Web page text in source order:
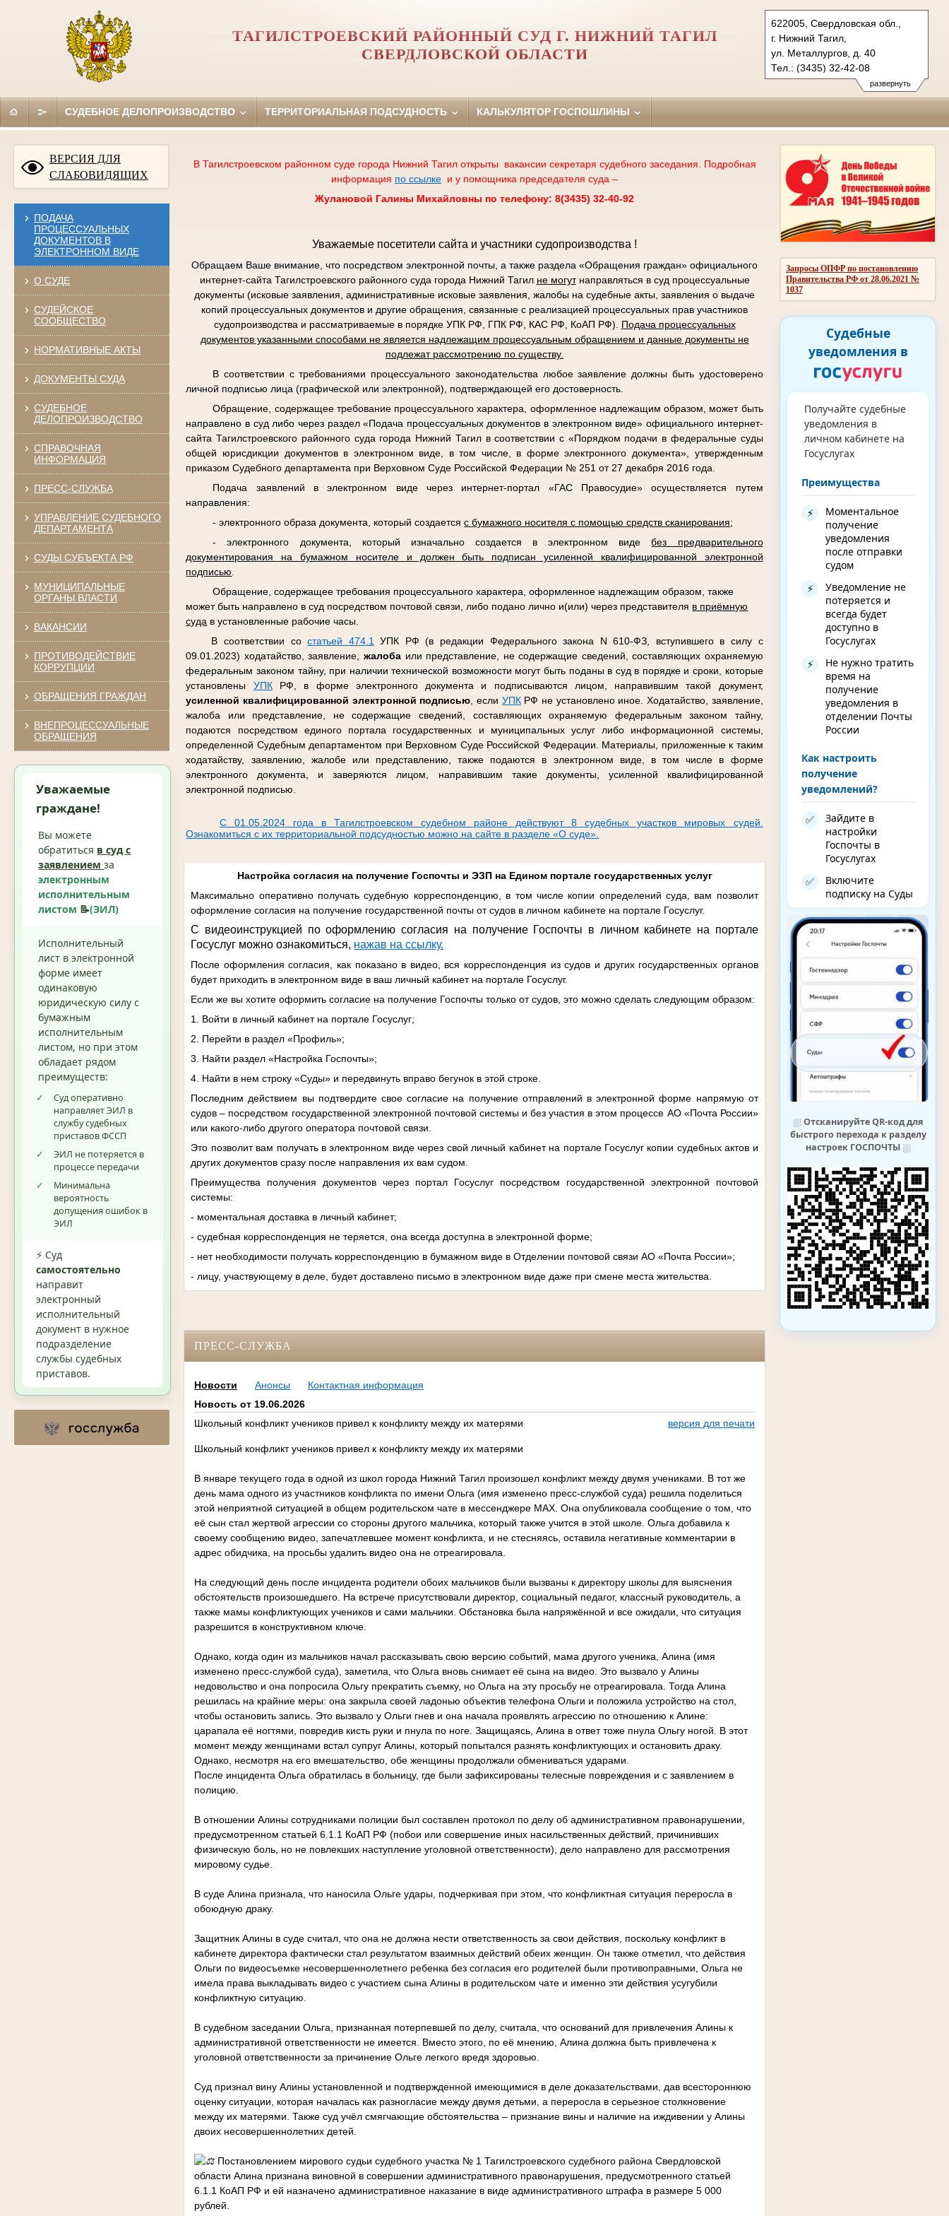
развернуть
622005, Свердловская обл.,
г. Нижний Тагил,
ул. Металлургов, д. 40
Тел.: (3435) 32-42-08
tagilstroevsky.svd@sudrf.ru
ТАГИЛСТРОЕВСКИЙ РАЙОННЫЙ СУД Г. НИЖНИЙ ТАГИЛ
СВЕРДЛОВСКОЙ ОБЛАСТИ
СУДЕБНОЕ ДЕЛОПРОИЗВОДСТВО ТЕРРИТОРИАЛЬНАЯ ПОДСУДНОСТЬ КАЛЬКУЛЯТОР ГОСПОШЛИНЫ
ВЕРСИЯ ДЛЯ
СЛАБОВИДЯЩИХ
ПОДАЧА
ПРОЦЕССУАЛЬНЫХ
ДОКУМЕНТОВ В
ЭЛЕКТРОННОМ ВИДЕ
О СУДЕ
СУДЕЙСКОЕ
СООБЩЕСТВО
НОРМАТИВНЫЕ АКТЫ
ДОКУМЕНТЫ СУДА
СУДЕБНОЕ
ДЕЛОПРОИЗВОДСТВО
СПРАВОЧНАЯ
ИНФОРМАЦИЯ
ПРЕСС-СЛУЖБА
УПРАВЛЕНИЕ СУДЕБНОГО
ДЕПАРТАМЕНТА
СУДЫ СУБЪЕКТА РФ
МУНИЦИПАЛЬНЫЕ
ОРГАНЫ ВЛАСТИ
ВАКАНСИИ
ПРОТИВОДЕЙСТВИЕ
КОРРУПЦИИ
ОБРАЩЕНИЯ ГРАЖДАН
ВНЕПРОЦЕССУАЛЬНЫЕ
ОБРАЩЕНИЯ
Уважаемые
граждане!
Вы можете
обратиться в суд с
заявлениемза
электронным
исполнительным
листом 📝(ЭИЛ)
Исполнительный
лист в электронной
форме имеет
одинаковую
юридическую силу с
бумажным
исполнительным
листом, но при этом
обладает рядом
преимуществ:
✓
Суд оперативно
направляет ЭИЛ в
службу судебных
приставов ФССП
✓
ЭИЛ не потеряется в
процессе передачи
✓
Минимальна
вероятность
допущения ошибок в
ЭИЛ
⚡ Суд
самостоятельно
направит
электронный
исполнительный
документ в нужное
подразделение
службы судебных
приставов.
Запросы ОПФР по постановлению
Правительства РФ от 28.06.2021 №
1037
Судебные
уведомления в
Получайте судебные
уведомления в
личном кабинете на
Госуслугах
Преимущества
⚡
Моментальное
получение
уведомления
после отправки
судом
⚡
Уведомление не
потеряется и
всегда будет
доступно в
Госуслугах
⚡
Не нужно тратить
время на
получение
уведомления в
отделении Почты
России
Как настроить
получение
уведомлений?
✅
Зайдите в
настройки
Госпочты в
Госуслугах
✅
Включите
подписку на Суды
⛆ Отсканируйте QR-код для
быстрого перехода к разделу
настроек ГОСПОЧТЫ⛆
В Тагилстроевском районном суде города Нижний Тагил открыты вакансии секретаря судебного заседания. Подробная
информация по ссылке и у помощника председателя суда –
Жулановой Галины Михайловны по телефону: 8(3435) 32-40-92
Уважаемые посетители сайта и участники судопроизводства !
Обращаем Ваше внимание, что посредством электронной почты, а также раздела «Обращения граждан» официального
интернет-сайта Тагилстроевского районного суда города Нижний Тагил не могутнаправляться в суд процессуальные
документы (исковые заявления, административные исковые заявления, жалобы на судебные акты, заявления о выдаче
копий процессуальных документов и другие обращения, связанные с реализацией процессуальных прав участников
судопроизводства и рассматриваемые в порядке УПК РФ, ГПК РФ, КАС РФ, КоАП РФ). Подача процессуальных
документов указанными способами не является надлежащим процессуальным обращением и данные документы не
подлежат рассмотрению по существу.
В соответствии с требованиями процессуального законодательства любое заявление должны быть удостоверено
личной подписью лица (графической или электронной), подтверждающей его достоверность.
Обращение, содержащее требование процессуального характера, оформленное надлежащим образом, может быть
направлено в суд либо через раздел «Подача процессуальных документов в электронном виде» официального интернет-
сайта Тагилстроевского районного суда города Нижний Тагил в соответствии с «Порядком подачи в федеральные суды
общей юрисдикции документов в электронном виде, в том числе, в форме электронного документа», утвержденным
приказом Судебного департамента при Верховном Суде Российской Федерации № 251 от 27 декабря 2016 года.
Подача заявлений в электронном виде через интернет-портал «ГАС Правосудие» осуществляется путем
направления:
- электронного образа документа, который создаетсяс бумажного носителя с помощью средств сканирования;
- электронного документа, который изначально создается в электронном видебез предварительного
документирования на бумажном носителе и должен быть подписан усиленной квалифицированной электронной
подписью.
Обращение, содержащее требования процессуального характера, оформленное надлежащим образом, также
может быть направлено в суд посредством почтовой связи, либо подано лично и(или) через представителя в приёмную
суда в установленные рабочие часы.
В соответствии состатьей 474.1УПК РФ (в редакции Федерального закона N 610-ФЗ, вступившего в силу с
09.01.2023) ходатайство, заявление, жалоба или представление, не содержащие сведений, составляющих охраняемую
федеральным законом тайну, при наличии технической возможности могут быть поданы в суд в порядке и сроки, которые
установлены УПКРФ, в форме электронного документа и подписываются лицом, направившим такой документ,
усиленной квалифицированной электронной подписью, если УПКРФ не установлено иное. Ходатайство, заявление,
жалоба или представление, не содержащие сведений, составляющих охраняемую федеральным законом тайну,
подаются посредством единого портала государственных и муниципальных услуг либо информационной системы,
определенной Судебным департаментом при Верховном Суде Российской Федерации. Материалы, приложенные к таким
ходатайству, заявлению, жалобе или представлению, также подаются в электронном виде, в том числе в форме
электронного документа, и заверяются лицом, направившим такие документы, усиленной квалифицированной
электронной подписью.
С 01.05.2024 года в Тагилстроевском судебном районе действуют 8 судебных участков мировых судей.
Ознакомиться с их территориальной подсудностью можно на сайте в разделе «О суде».
Настройка согласия на получение Госпочты и ЭЗП на Едином портале государственных услуг
Максимально оперативно получать судебную корреспонденцию, в том числе копии определений суда, вам позволит
оформление согласия на получение государственной почты от судов в личном кабинете на портале Госуслуг.
С видеоинструкцией по оформлению согласия на получение Госпочты в личном кабинете на портале
Госуслуг можно ознакомиться, нажав на ссылку.
После оформления согласия, как показано в видео, вся корреспонденция из судов и других государственных органов
будет приходить в электронном виде в ваш личный кабинет на портале Госуслуг.
Если же вы хотите оформить согласие на получение Госпочты только от судов, это можно сделать следующим образом:
1. Войти в личный кабинет на портале Госуслуг;
2. Перейти в раздел «Профиль»;
3. Найти раздел «Настройка Госпочты»;
4. Найти в нем строку «Суды» и передвинуть вправо бегунок в этой строке.
Последним действием вы подтвердите свое согласие на получение отправлений в электронной форме напрямую от
судов – посредством государственной электронной почтовой системы и без участия в этом процессе АО «Почта России»
или какого-либо другого оператора почтовой связи.
Это позволит вам получать в электронном виде через свой личный кабинет на портале Госуслуг копии судебных актов и
других документов сразу после направления их вам судом.
Преимущества получения документов через портал Госуслуг посредством государственной электронной почтовой
системы:
- моментальная доставка в личный кабинет;
- судебная корреспонденция не теряется, она всегда доступна в электронной форме;
- нет необходимости получать корреспонденцию в бумажном виде в Отделении почтовой связи АО «Почта России»;
- лицу, участвующему в деле, будет доставлено письмо в электронном виде даже при смене места жительства.
ПРЕСС-СЛУЖБА
Новости Анонсы
Контактная информация
Новость от 19.06.2026
Школьный конфликт учеников привел к конфликту между их матерями
версия для печати
Школьный конфликт учеников привел к конфликту между их матерями
В январе текущего года в одной из школ города Нижний Тагил произошел конфликт между двумя учениками. В тот же
день мама одного из участников конфликта по имени Ольга (имя изменено пресс-службой суда) решила поделиться
этой неприятной ситуацией в общем родительском чате в мессенджере МАХ. Она опубликовала сообщение о том, что
её сын стал жертвой агрессии со стороны другого мальчика, который также учится в этой школе. Ольга добавила к
своему сообщению видео, запечатлевшее момент конфликта, и не стесняясь, оставила негативные комментарии в
адрес обидчика, на просьбы удалить видео она не отреагировала.
На следующий день после инцидента родители обоих мальчиков были вызваны к директору школы для выяснения
обстоятельств произошедшего. На встрече присутствовали директор, социальный педагог, классный руководитель, а
также мамы конфликтующих учеников и сами мальчики. Обстановка была напряжённой и все ожидали, что ситуация
разрешится в конструктивном ключе.
Однако, когда один из мальчиков начал рассказывать свою версию событий, мама другого ученика, Алина (имя
изменено пресс-службой суда), заметила, что Ольга вновь снимает её сына на видео. Это вызвало у Алины
недовольство и она попросила Ольгу прекратить съемку, но Ольга на эту просьбу не отреагировала. Тогда Алина
решилась на крайние меры: она закрыла своей ладонью объектив телефона Ольги и положила устройство на стол,
чтобы остановить запись. Это вызвало у Ольги гнев и она начала проявлять агрессию по отношению к Алине:
царапала её ногтями, повредив кисть руки и пнула по ноге. Защищаясь, Алина в ответ тоже пнула Ольгу ногой. В этот
момент между женщинами встал супруг Алины, который попытался разнять конфликтующих и остановить драку.
Однако, несмотря на его вмешательство, обе женщины продолжали обмениваться ударами.
После инцидента Ольга обратилась в больницу, где были зафиксированы телесные повреждения и с заявлением в
полицию.
В отношении Алины сотрудниками полиции был составлен протокол по делу об административном правонарушении,
предусмотренном статьей 6.1.1 КоАП РФ (побои или совершение иных насильственных действий, причинивших
физическую боль, но не повлекших наступление уголовной ответственности), дело направлено для рассмотрения
мировому судье.
В суде Алина признала, что наносила Ольге удары, подчеркивая при этом, что конфликтная ситуация переросла в
обоюдную драку.
Защитник Алины в суде считал, что она не должна нести ответственность за свои действия, поскольку конфликт в
кабинете директора фактически стал результатом взаимных действий обеих женщин. Он также отметил, что действия
Ольги по видеосъемке несовершеннолетнего ребенка без согласия его родителей были противоправными, Ольга не
имела права выкладывать видео с участием сына Алины в родительском чате и именно эти действия усугубили
конфликтную ситуацию.
В судебном заседании Ольга, признанная потерпевшей по делу, считала, что оснований для привлечения Алины к
административной ответственности не имеется. Вместо этого, по её мнению, Алина должна быть привлечена к
уголовной ответственности за причинение Ольге легкого вредя здоровью.
Суд признал вину Алины установленной и подтвержденной имеющимися в деле доказательствами, дав всестороннюю
оценку ситуации, которая началась как разногласие между двумя детьми, а переросла в серьезное столкновение
между их матерями. Также суд учёл смягчающие обстоятельства – признание вины и наличие на иждивении у Алины
двоих несовершеннолетних детей.
Постановлением мирового судьи судебного участка № 1 Тагилстроевского судебного района Свердловской
области Алина признана виновной в совершении административного правонарушения, предусмотренного статьей
6.1.1 КоАП РФ и ей назначено административное наказание в виде административного штрафа в размере 5 000
рублей.